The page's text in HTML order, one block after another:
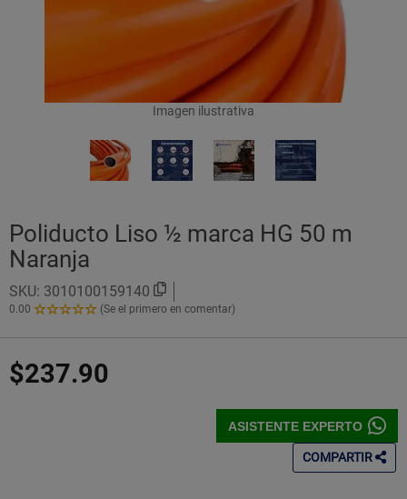
Imagen ilustrativa
Poliducto Liso ½ marca HG 50 m
Naranja
SKU: 3010100159140
0.00
0.00
Estrellas!
(Se el primero en comentar)
$237.90
ASISTENTE EXPERTO
COMPARTIR